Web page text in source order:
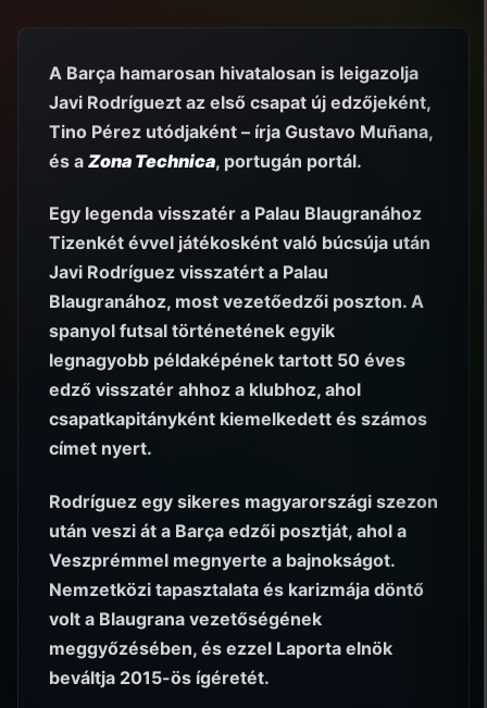
A Barça hamarosan hivatalosan is leigazolja
Javi Rodríguezt az első csapat új edzőjeként,
Tino Pérez utódjaként – írja Gustavo Muñana,
és a Zona Technica, portugán portál.
Egy legenda visszatér a Palau Blaugranához
Tizenkét évvel játékosként való búcsúja után
Javi Rodríguez visszatért a Palau
Blaugranához, most vezetőedzői poszton. A
spanyol futsal történetének egyik
legnagyobb példaképének tartott 50 éves
edző visszatér ahhoz a klubhoz, ahol
csapatkapitányként kiemelkedett és számos
címet nyert.
Rodríguez egy sikeres magyarországi szezon
után veszi át a Barça edzői posztját, ahol a
Veszprémmel megnyerte a bajnokságot.
Nemzetközi tapasztalata és karizmája döntő
volt a Blaugrana vezetőségének
meggyőzésében, és ezzel Laporta elnök
beváltja 2015-ös ígéretét.